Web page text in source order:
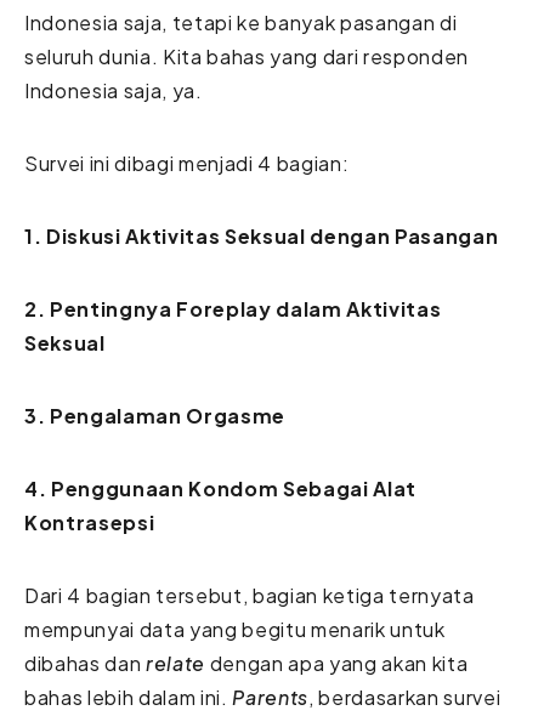
Indonesia saja, tetapi ke banyak pasangan di
seluruh dunia. Kita bahas yang dari responden
Indonesia saja, ya.
Survei ini dibagi menjadi 4 bagian:
1. Diskusi Aktivitas Seksual dengan Pasangan
2. Pentingnya Foreplay dalam Aktivitas
Seksual
3. Pengalaman Orgasme
4. Penggunaan Kondom Sebagai Alat
Kontrasepsi
Dari 4 bagian tersebut, bagian ketiga ternyata
mempunyai data yang begitu menarik untuk
dibahas dan relate dengan apa yang akan kita
bahas lebih dalam ini. Parents, berdasarkan survei